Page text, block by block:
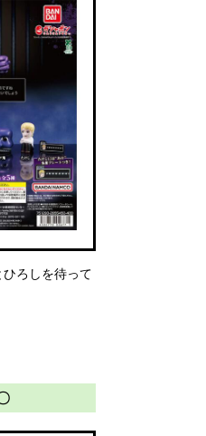
ろしを待って